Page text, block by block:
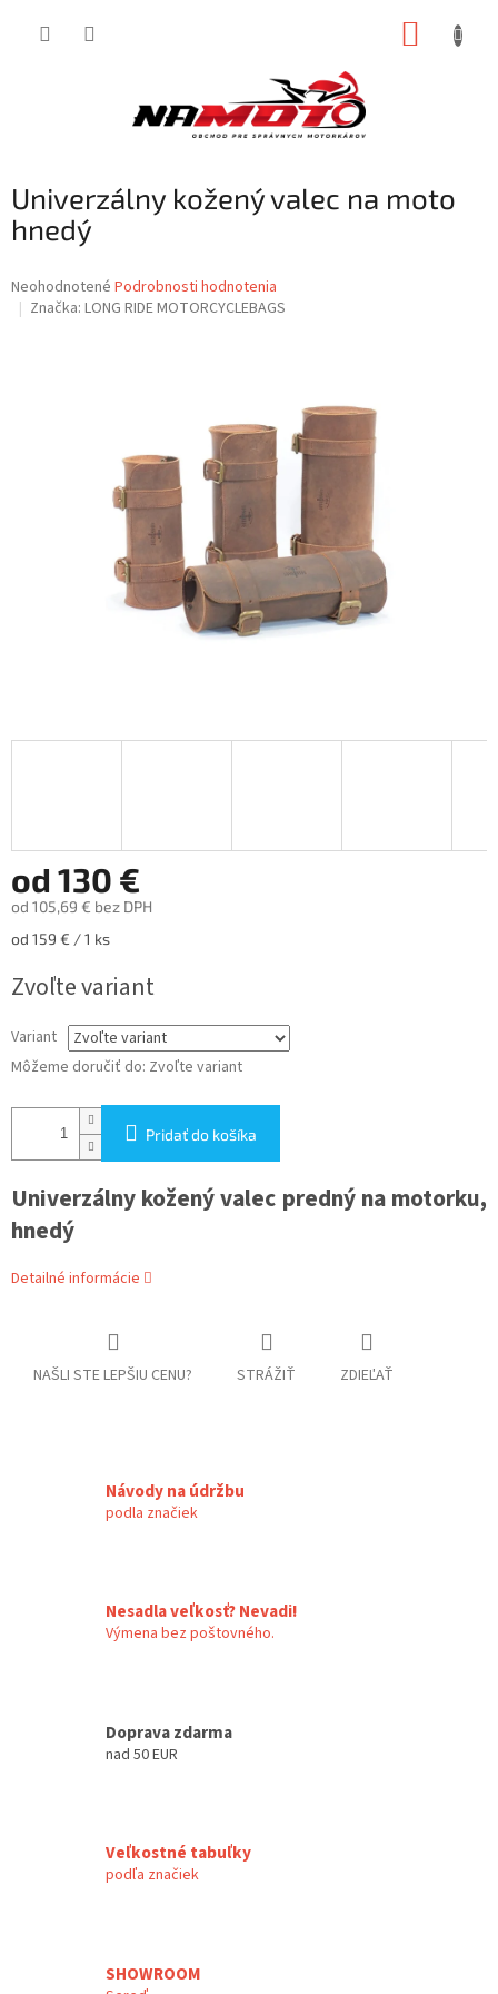
Univerzálny kožený valec na moto
hnedý
Priemerné
hodnotenie
Neohodnotené Podrobnosti hodnotenia
Značka: LONG RIDE MOTORCYCLEBAGS
od 130 €
od 105,69 € bez DPH
Jednotková
od 159 € / 1 ks
Zvoľte variant
Variant
Môžeme doručiť do: Zvoľte variant
Pridať do košíka
Univerzálny kožený valec predný na motorku,
hnedý
Detailné informácie
NAŠLI STE LEPŠIU CENU? STRÁŽIŤ ZDIEĽAŤ
Návody na údržbu
podla značiek
Nesadla veľkosť? Nevadi!
Výmena bez poštovného.
Doprava zdarma
nad 50 EUR
Veľkostné tabuľky
podľa značiek
SHOWROOM